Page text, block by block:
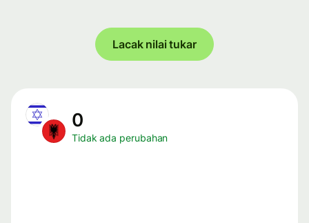
Lacak nilai tukar
0
Tidak ada perubahan